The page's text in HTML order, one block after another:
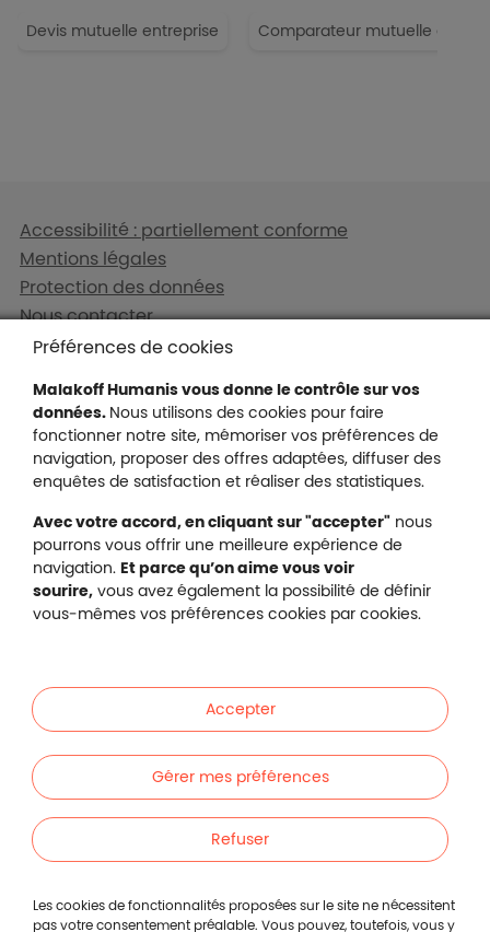
Devis mutuelle entreprise Comparateur mutuelle
Liens en bas de page
Accessibilité : partiellement conforme
Mentions légales
Protection des données
Nous contacter
Plan du site
Malakoff Humanis sur Facebook
Malakoff Humanis sur YouTube
Malakoff Humanis sur X
Malakoff Humanis
Footer autres sites
Mutuelle santé, prévoyance, épargne, retraite,
Malakoff Humanis à vos côtés.
Entreprises
Indépendants
Footer autres liens
Autres
Mentions légales
Préférences de cookies
Malakoff Humanis vous donne le contrôle sur vos
données. Nous utilisons des cookies pour faire
fonctionner notre site, mémoriser vos préférences de
navigation, proposer des offres adaptées, diffuser des
enquêtes de satisfaction et réaliser des statistiques.
Avec votre accord, en cliquant sur "accepter" nous
pourrons vous offrir une meilleure expérience de
navigation. Et parce qu’on aime vous voir
sourire, vous avez également la possibilité de définir
vous-mêmes vos préférences cookies par cookies.
Les cookies de fonctionnalités proposées sur le site ne nécessitent
pas votre consentement préalable. Vous pouvez, toutefois, vous y
Refuser
Gérer mes préférences
Accepter